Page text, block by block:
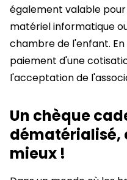
également valable
matériel informatique
chambre de l'enfant.
paiement d'une
l'acceptation de
Un chèque
dématérialisé,
mieux !